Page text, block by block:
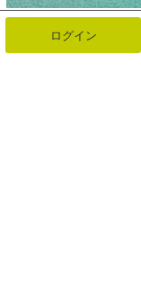
ログイン